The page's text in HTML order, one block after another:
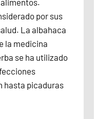
por sus
La albahaca
la medicina
se ha utilizado
hasta picaduras